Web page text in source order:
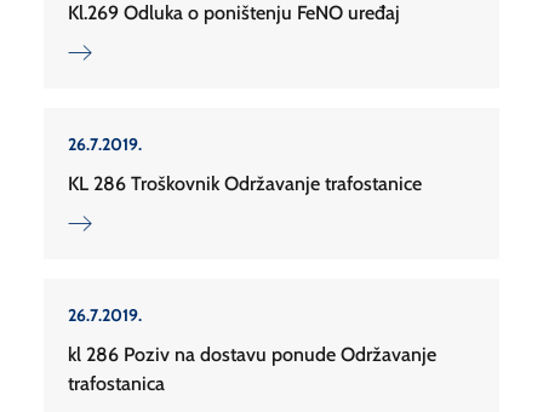
Kl.269 Odluka o poništenju FeNO uređaj
26.7.2019.
KL 286 Troškovnik Održavanje trafostanice
26.7.2019.
kl 286 Poziv na dostavu ponude Održavanje
trafostanica